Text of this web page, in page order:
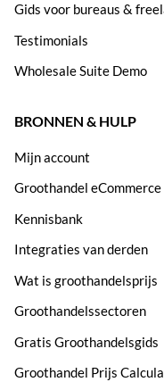
Gids voor bureaus &
Testimonials
Wholesale Suite Demo
BRONNEN & HULP
Mijn account
Groothandel
Kennisbank
Integraties van derden
Wat is groothandelsprijs
Groothandelssectoren
Gratis Groothandelsgids
Groothandel Prijs